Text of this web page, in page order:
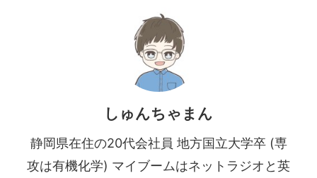
しゅんちゃまん
静岡県在住の20代会社員 地方国立大学卒 (専
攻は有機化学) マイブームはネットラジオと英